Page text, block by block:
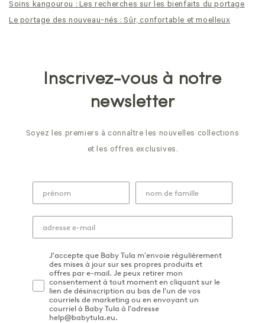
Soins kangourou : Les recherches sur les bienfaits du portage
Le portage des nouveau-nés : Sûr, confortable et moelleux
Inscrivez-vous à notre
newsletter
Soyez les premiers à connaître les nouvelles collections
et les offres exclusives.
J'accepte que Baby Tula m'envoie régulièrement
des mises à jour sur ses propres produits et
offres par e-mail. Je peux retirer mon
consentement à tout moment en cliquant sur le
lien de désinscription au bas de l'un de vos
courriels de marketing ou en envoyant un
courriel à Baby Tula à l'adresse
help@babytula.eu.